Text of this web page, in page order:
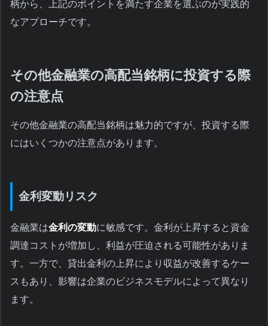
柄から、上記のポイントを満たす企業を選ぶのが実践的
なアプローチです。
その他金融業の高配当銘柄に投資する際
の注意点
その他金融業の高配当銘柄は魅力的ですが、投資する際
にはいくつかの注意点があります。
金利変動リスク
金融業は金利の変動に敏感です。金利が上昇すると資金
調達コストが増加し、利益が圧迫される可能性がありま
す。一方で、貸出金利の上昇により収益が改善するケー
スもあり、影響は企業のビジネスモデルによって異なり
ます。